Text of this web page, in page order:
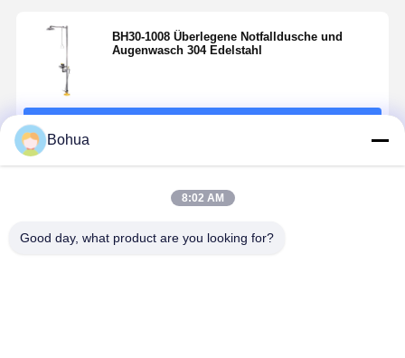
REN SIE
UNS
N
Jetzt
BH30-1008 Überlegene Notfalldusche und
Augenwasch 304 Edelstahl
Empfohlene Produkte
Bohua
8:02 AM
Good day, what product are you looking for?